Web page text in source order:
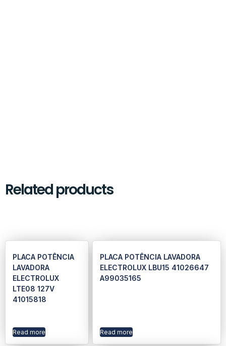
Related products
PLACA POTÊNCIA
LAVADORA
ELECTROLUX
LTE08 127V
41015818
Read more
PLACA POTÊNCIA LAVADORA
ELECTROLUX LBU15 41026647
A99035165
Read more